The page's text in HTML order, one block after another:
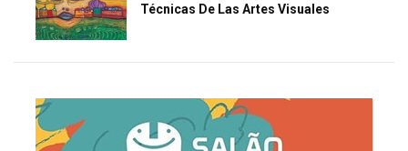
Técnicas De Las Artes Visuales